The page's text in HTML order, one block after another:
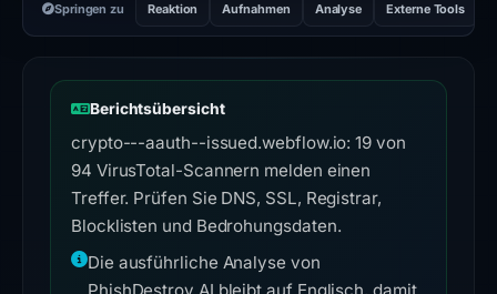
Springen zu Reaktion Aufnahmen Analyse Externe Tools
Berichtsübersicht
crypto---aauth--issued.webflow.io: 19 von
94 VirusTotal-Scannern melden einen
Treffer. Prüfen Sie DNS, SSL, Registrar,
Blocklisten und Bedrohungsdaten.
Die ausführliche Analyse von